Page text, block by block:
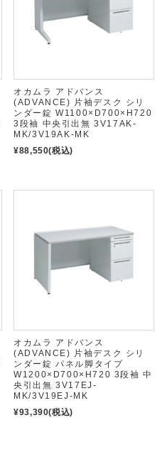
オカムラ アドバンス
(ADVANCE) 片袖デスク シリ
ンダー錠 W1100×D700×H720
3段袖 中央引出無 3V17AK-
MK/3V19AK-MK
¥88,550(税込)
オカムラ アドバンス
(ADVANCE) 片袖デスク シリ
ンダー錠 パネル脚タイプ
W1200×D700×H720 3段袖 中
央引出無 3V17EJ-
MK/3V19EJ-MK
¥93,390(税込)